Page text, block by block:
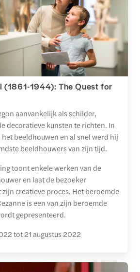
1944): The Quest for
aanvankelijk als schilder,
decoratieve kunsten te richten. In
beeldhouwen en al snel werd hij
beeldhouwers van zijn tijd.
toont enkele werken van de
en laat de bezoeker
creatieve proces. Het beroemde
is een van zijn beroemde
gepresenteerd.
tot 21 augustus 2022